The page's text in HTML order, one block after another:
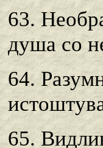
63.
душа со
64.
65.